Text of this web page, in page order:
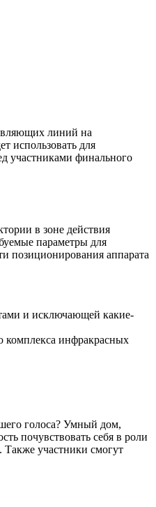
линий на
использовать для
участниками финального
в зоне действия
параметры для
позиционирования аппарата
и исключающей какие-
комплекса инфракрасных
голоса? Умный дом,
почувствовать себя в роли
Также участники смогут